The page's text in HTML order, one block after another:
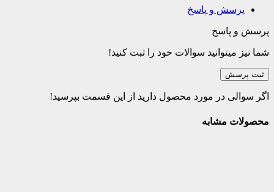
و پاسخ
پاسخ
سوالات خود را ثبت کنید!
در مورد محصول دارید از این قسمت بپرسید!
مشابه